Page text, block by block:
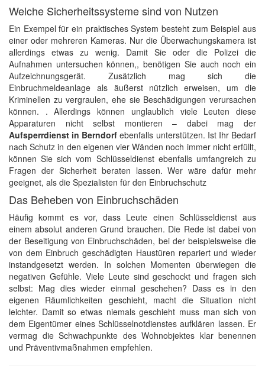
Welche Sicherheitssysteme sind von Nutzen
Ein Exempel für ein praktisches System besteht zum Beispiel aus
einer oder mehreren Kameras. Nur die Überwachungskamera ist
allerdings etwas zu wenig. Damit Sie oder die Polizei die
Aufnahmen untersuchen können,, benötigen Sie auch noch ein
Aufzeichnungsgerät. Zusätzlich mag sich die
Einbruchmeldeanlage als äußerst nützlich erweisen, um die
Kriminellen zu vergraulen, ehe sie Beschädigungen verursachen
können. . Allerdings können unglaublich viele Leuten diese
Apparaturen nicht selbst montieren – dabei mag der
Aufsperrdienst in Berndorf ebenfalls unterstützen. Ist Ihr Bedarf
nach Schutz in den eigenen vier Wänden noch immer nicht erfüllt,
können Sie sich vom Schlüsseldienst ebenfalls umfangreich zu
Fragen der Sicherheit beraten lassen. Wer wäre dafür mehr
geeignet, als die Spezialisten für den Einbruchschutz
Das Beheben von Einbruchschäden
Häufig kommt es vor, dass Leute einen Schlüsseldienst aus
einem absolut anderen Grund brauchen. Die Rede ist dabei von
der Beseitigung von Einbruchschäden, bei der beispielsweise die
von dem Einbruch geschädigten Haustüren repariert und wieder
instandgesetzt werden. In solchen Momenten überwiegen die
negativen Gefühle. Viele Leute sind geschockt und fragen sich
selbst: Mag dies wieder einmal geschehen? Dass es in den
eigenen Räumlichkeiten geschieht, macht die Situation nicht
leichter. Damit so etwas niemals geschieht muss man sich von
dem Eigentümer eines Schlüsselnotdienstes aufklären lassen. Er
vermag die Schwachpunkte des Wohnobjektes klar benennen
und Präventivmaßnahmen empfehlen.